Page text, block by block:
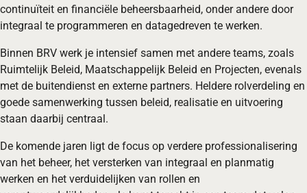
continuïteit en financiële beheersbaarheid, onder andere door
integraal te programmeren en datagedreven te werken.
Binnen BRV werk je intensief samen met andere teams, zoals
Ruimtelijk Beleid, Maatschappelijk Beleid en Projecten, evenals
met de buitendienst en externe partners. Heldere rolverdeling en
goede samenwerking tussen beleid, realisatie en uitvoering
staan daarbij centraal.
De komende jaren ligt de focus op verdere professionalisering
van het beheer, het versterken van integraal en planmatig
werken en het verduidelijken van rollen en